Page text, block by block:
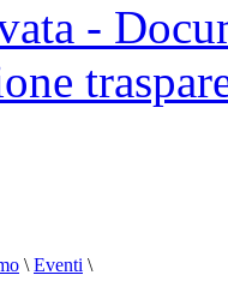
-
\ Eventi \